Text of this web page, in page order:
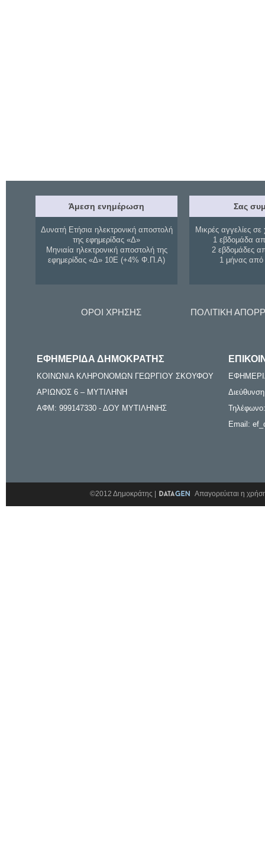
Άμεση ενημέρωση
Δυνατή Ετήσια ηλεκτρονική αποστολή
της εφημερίδας «Δ»
Μηνιαία ηλεκτρονική αποστολή της
εφημερίδας «Δ» 10Ε (+4% Φ.Π.Α)
Σας
Μικρές αγγελίες σε
1 εβδομάδα
2 εβδομάδες
1 μήνας
ΟΡΟΙ ΧΡΗΣΗΣ ΠΟΛΙΤΙΚΗ
ΕΦΗΜΕΡΙΔΑ ΔΗΜΟΚΡΑΤΗΣ
ΚΟΙΝΩΝΙΑ ΚΛΗΡΟΝΟΜΩΝ ΓΕΩΡΓΙΟΥ ΣΚΟΥΦΟΥ
ΑΡΙΩΝΟΣ 6 – ΜΥΤΙΛΗΝΗ
ΑΦΜ: 999147330 - ΔΟΥ ΜΥΤΙΛΗΝΗΣ
Email:
©2012 Δημοκράτης | Απαγορεύεται η